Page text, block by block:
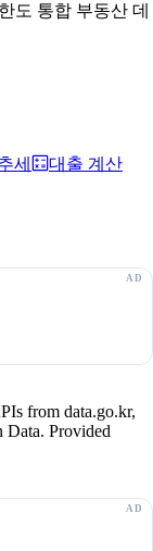
도 통합 부동산 데
세
대출 계산
from data.go.kr,
Provided